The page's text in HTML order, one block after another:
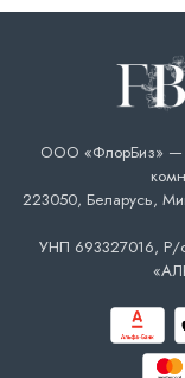
ООО «ФлорБиз» —
223050, Беларусь,
УНП 693327016, Р/